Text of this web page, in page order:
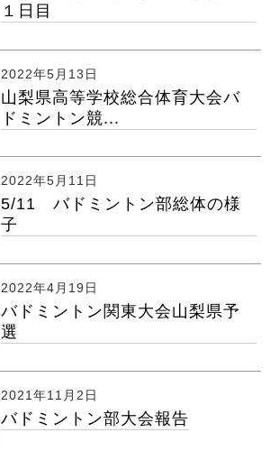
１日目
2022年5月13日
山梨県高等学校総合体育大会バ
ドミントン競...
2022年5月11日
5/11 バドミントン部総体の様
子
2022年4月19日
バドミントン関東大会山梨県予
選
2021年11月2日
バドミントン部大会報告